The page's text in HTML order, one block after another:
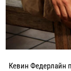
Кевин Федерлайн